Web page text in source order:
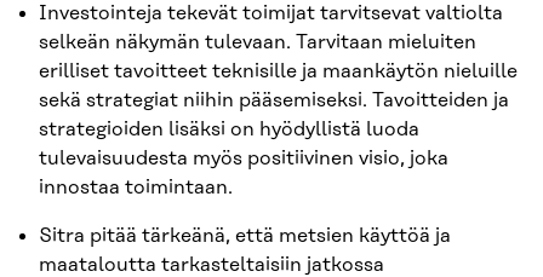
Investointeja tekevät toimijat tarvitsevat valtiolta
selkeän näkymän tulevaan. Tarvitaan mieluiten
erilliset tavoitteet teknisille ja maankäytön nieluille
sekä strategiat niihin pääsemiseksi. Tavoitteiden ja
strategioiden lisäksi on hyödyllistä luoda
tulevaisuudesta myös positiivinen visio, joka
innostaa toimintaan.
Sitra pitää tärkeänä, että metsien käyttöä ja
maataloutta tarkasteltaisiin jatkossa